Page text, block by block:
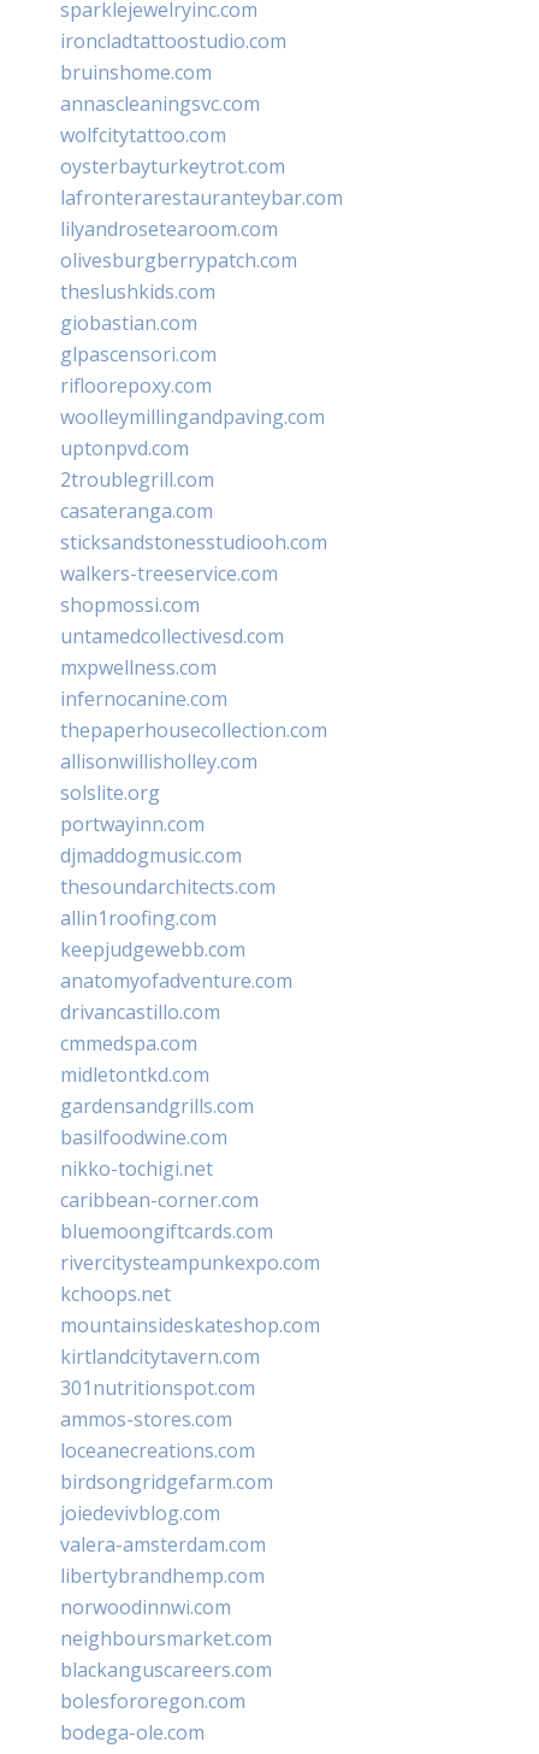
sparklejewelryinc.com
ironcladtattoostudio.com
bruinshome.com
annascleaningsvc.com
wolfcitytattoo.com
oysterbayturkeytrot.com
lafronterarestauranteybar.com
lilyandrosetearoom.com
olivesburgberrypatch.com
theslushkids.com
giobastian.com
glpascensori.com
rifloorepoxy.com
woolleymillingandpaving.com
uptonpvd.com
2troublegrill.com
casateranga.com
sticksandstonesstudiooh.com
walkers-treeservice.com
shopmossi.com
untamedcollectivesd.com
mxpwellness.com
infernocanine.com
thepaperhousecollection.com
allisonwillisholley.com
solslite.org
portwayinn.com
djmaddogmusic.com
thesoundarchitects.com
allin1roofing.com
keepjudgewebb.com
anatomyofadventure.com
drivancastillo.com
cmmedspa.com
midletontkd.com
gardensandgrills.com
basilfoodwine.com
nikko-tochigi.net
caribbean-corner.com
bluemoongiftcards.com
rivercitysteampunkexpo.com
kchoops.net
mountainsideskateshop.com
kirtlandcitytavern.com
301nutritionspot.com
ammos-stores.com
loceanecreations.com
birdsongridgefarm.com
joiedevivblog.com
valera-amsterdam.com
libertybrandhemp.com
norwoodinnwi.com
neighboursmarket.com
blackanguscareers.com
bolesfororegon.com
bodega-ole.com